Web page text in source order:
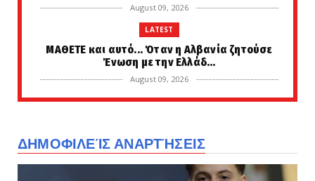
August 09, 2026
LATEST
ΜΑΘΕΤΕ και αυτό... Όταν η Αλβανία ζητούσε
Ένωση με την Ελλάδ...
August 09, 2026
LATEST
August 09, 2026
ΔΗΜΟΦΙΛΕΊΣ ΑΝΑΡΤΉΣΕΙΣ